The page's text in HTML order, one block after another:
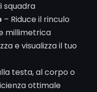
squadra
– Riduce il rinculo
millimetrica
e visualizza il tuo
testa, al corpo o
ottimale